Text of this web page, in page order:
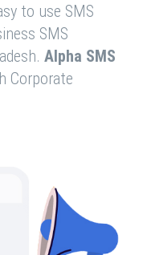
to use SMS
SMS
Alpha SMS
Corporate